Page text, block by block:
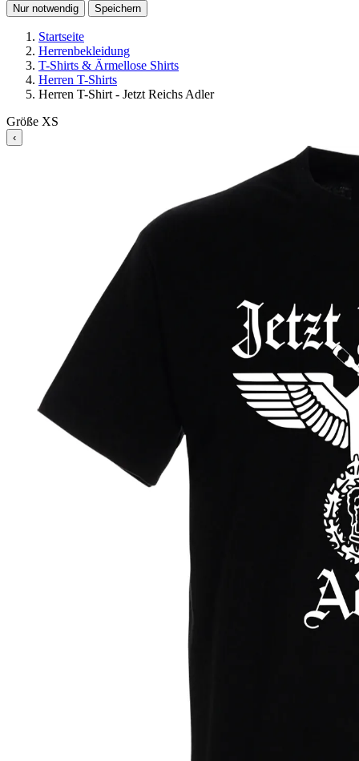
Nur notwendig Speichern
Startseite
Herrenbekleidung
T-Shirts & Ärmellose Shirts
Herren T-Shirts
Herren T-Shirt - Jetzt Reichs Adler
Größe XS
‹